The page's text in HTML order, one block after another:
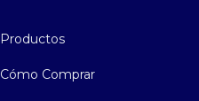
Productos
Cómo Comprar